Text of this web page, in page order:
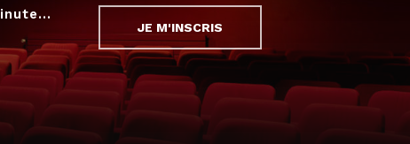
JE M'INSCRIS